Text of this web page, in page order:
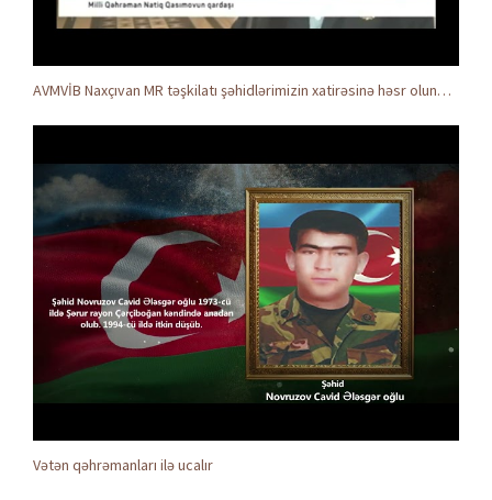
AVMVİB Naxçıvan MR təşkilatı şəhidlərimizin xatirəsinə həsr olunmuş tədbir keçirdi
Vətən qəhrəmanları ilə ucalır